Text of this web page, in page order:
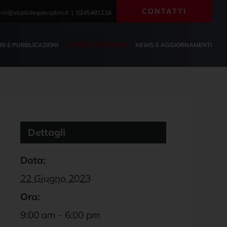
| 0245491116 CONTATTI
E PUBBLICAZIONI EVENTI E WEBINAR NEWS E AGGIORNAMENTI
Dettagli
Data:
22 Giugno 2023
Ora:
9:00 am - 6:00 pm